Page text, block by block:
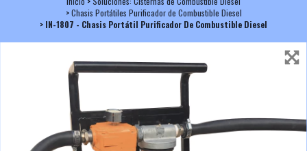
> Chasis Portátiles Purificador de Combustible Diesel
> IN-1807 - Chasis Portátil Purificador De Combustible Diesel